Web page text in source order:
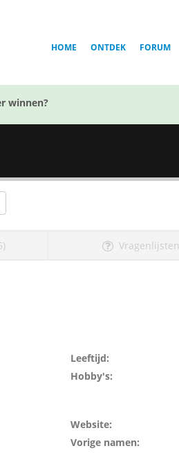
HOME ONTDEK FORUM
winnen?
Vragenlijsten
Leeftijd:
Hobby's:
Website:
Vorige namen: